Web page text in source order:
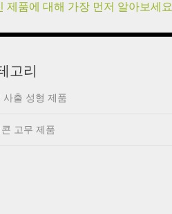
PC over-molding
Lsr injection massager
제품에 대해 가장 먼저 알아보세요
고리
사출 성형 제품
고무 제품